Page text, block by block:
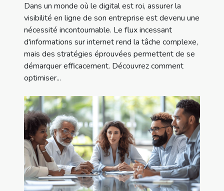
Dans un monde où le digital est roi, assurer la
visibilité en ligne de son entreprise est devenu une
nécessité incontournable. Le flux incessant
d'informations sur internet rend la tâche complexe,
mais des stratégies éprouvées permettent de se
démarquer efficacement. Découvrez comment
optimiser...